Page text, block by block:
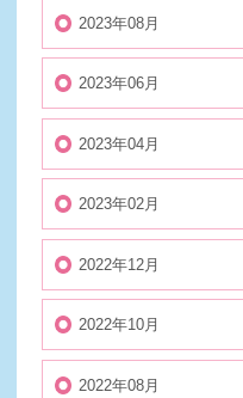
2023年08月
2023年06月
2023年04月
2023年02月
2022年12月
2022年10月
2022年08月